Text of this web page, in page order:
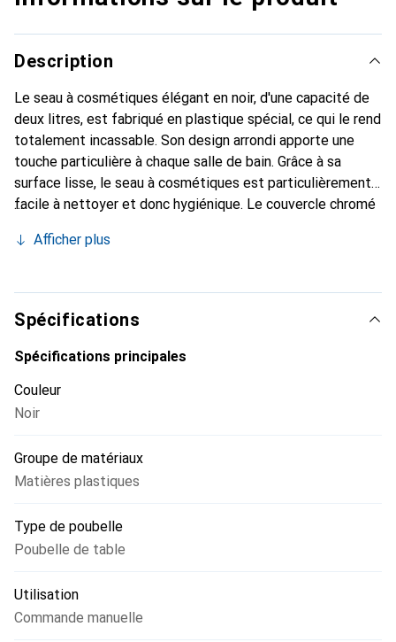
Description
Le seau à cosmétiques élégant en noir, d'une capacité de
deux litres, est fabriqué en plastique spécial, ce qui le rend
totalement incassable. Son design arrondi apporte une
touche particulière à chaque salle de bain. Grâce à sa
surface lisse, le seau à cosmétiques est particulièrement
facile à nettoyer et donc hygiénique. Le couvercle chromé
basculant permet une utilisation facile tout en empêchant
basculant est également un assistant élégant. Sur le plan
de travail, il est décorativement prêt à accueillir des
dosettes de café, des capsules de café, des sachets de
thé ou d'autres petits déchets de manière astucieuse à
pratique poubelle de table, assurant ainsi un ordre stylé
pendant le petit-déjeuner.
Afficher plus
Spécifications
Spécifications principales
Couleur
Noir
Groupe de matériaux
Matières plastiques
Type de poubelle
Poubelle de table
Utilisation
Commande manuelle